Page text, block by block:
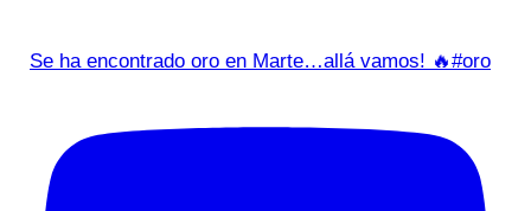
Se ha encontrado oro en Marte…allá vamos! 🔥#oro